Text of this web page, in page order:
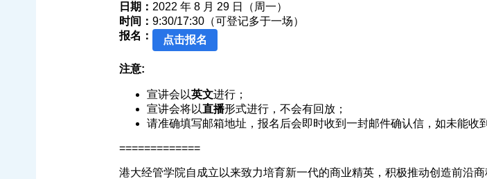
日期： 2022 年 8 月 29 日（周一）
时间： 9:30/17:30（可登记多于一场）
报名：
点击报名
注意:
宣讲会以英文进行；
宣讲会将以直播形式进行，不会有回放；
请准确填写邮箱地址，报名后会即时收到一封邮件确认信，如未能收
=============
港大经管学院自成立以来致力培育新一代的商业精英，积极推动创造前沿